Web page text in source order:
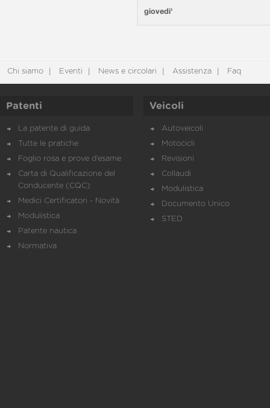
giovedi'
Chi siamo Eventi News e circolari Assistenza Faq
Patenti
La patente di guida
Tutte le pratiche
Foglio rosa e prove d’esame
Carta di Qualificazione del
Conducente (CQC)
Medici Certificatori - Novità
Modulistica
Patente nautica
Normativa
Veicoli
Autoveicoli
Motocicli
Revisioni
Collaudi
Modulistica
Documento Unico
STED